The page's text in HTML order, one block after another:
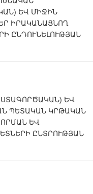
ԵՎ ՄԻՋԻՆ
ԻՐԱԿԱՆԱՑՆՈՂ
ԸՆԴՈՒՆԵԼՈՒԹՅԱՆ
ԵՎ
ՊԵՏԱԿԱՆ ԿՐԹԱԿԱՆ
ԵՎ
ԸՆՏՐՈՒԹՅԱՆ